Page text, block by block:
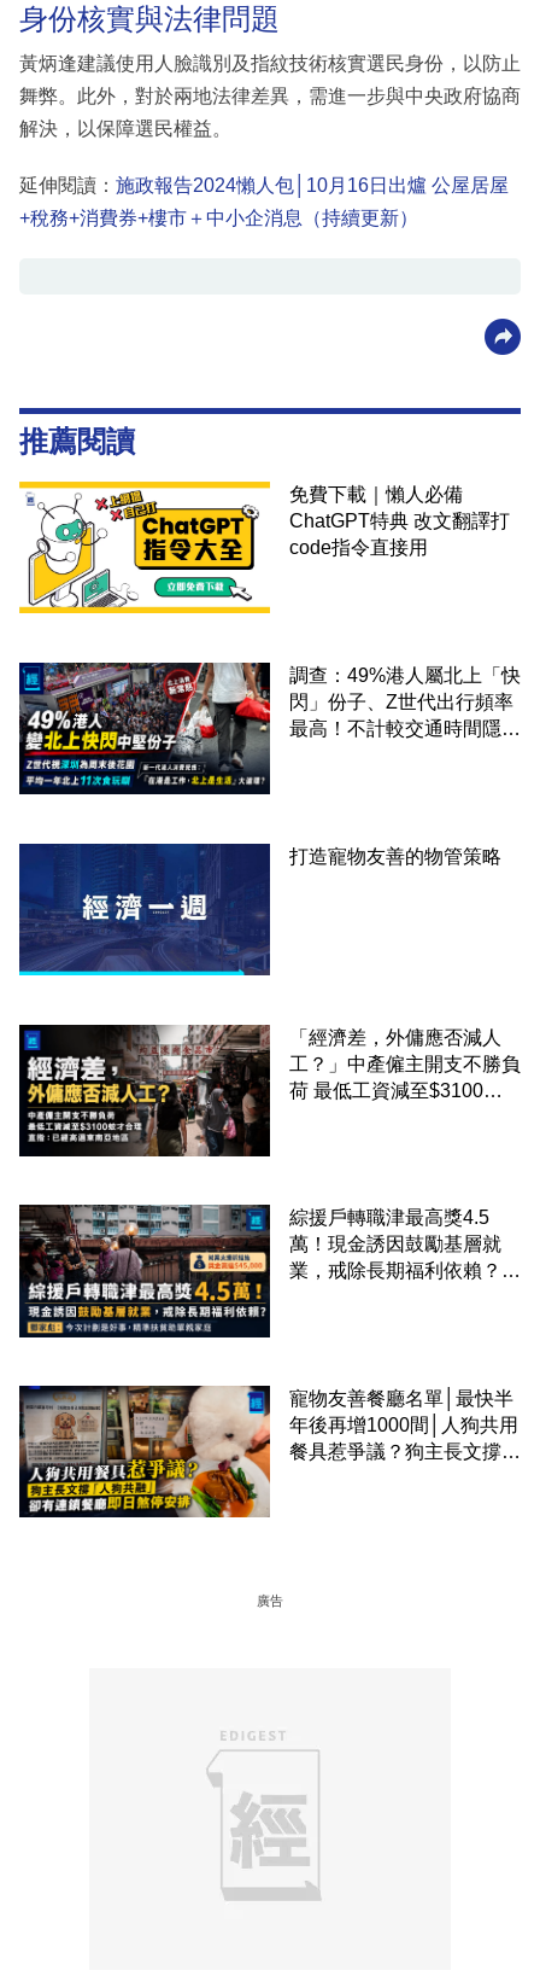
身份核實與法律問題
黃炳逢建議使用人臉識別及指紋技術核實選民身份，以防止
舞弊。此外，對於兩地法律差異，需進一步與中央政府協商
解決，以保障選民權益。
延伸閱讀： 施政報告2024懶人包│10月16日出爐 公屋居屋
+稅務+消費券+樓市＋中小企消息（持續更新）
推薦閱讀
免費下載｜懶人必備
ChatGPT特典 改文翻譯打
code指令直接用
調查：49%港人屬北上「快
閃」份子、Z世代出行頻率
最高！不計較交通時間隱形
打造寵物友善的物管策略
「經濟差，外傭應否減人
工？」中產僱主開支不勝負
荷 最低工資減至$3100蚊
綜援戶轉職津最高獎4.5
萬！現金誘因鼓勵基層就
業，戒除長期福利依賴？鄧
寵物友善餐廳名單│最快半
年後再增1000間│人狗共用
餐具惹爭議？狗主長文撐
廣告